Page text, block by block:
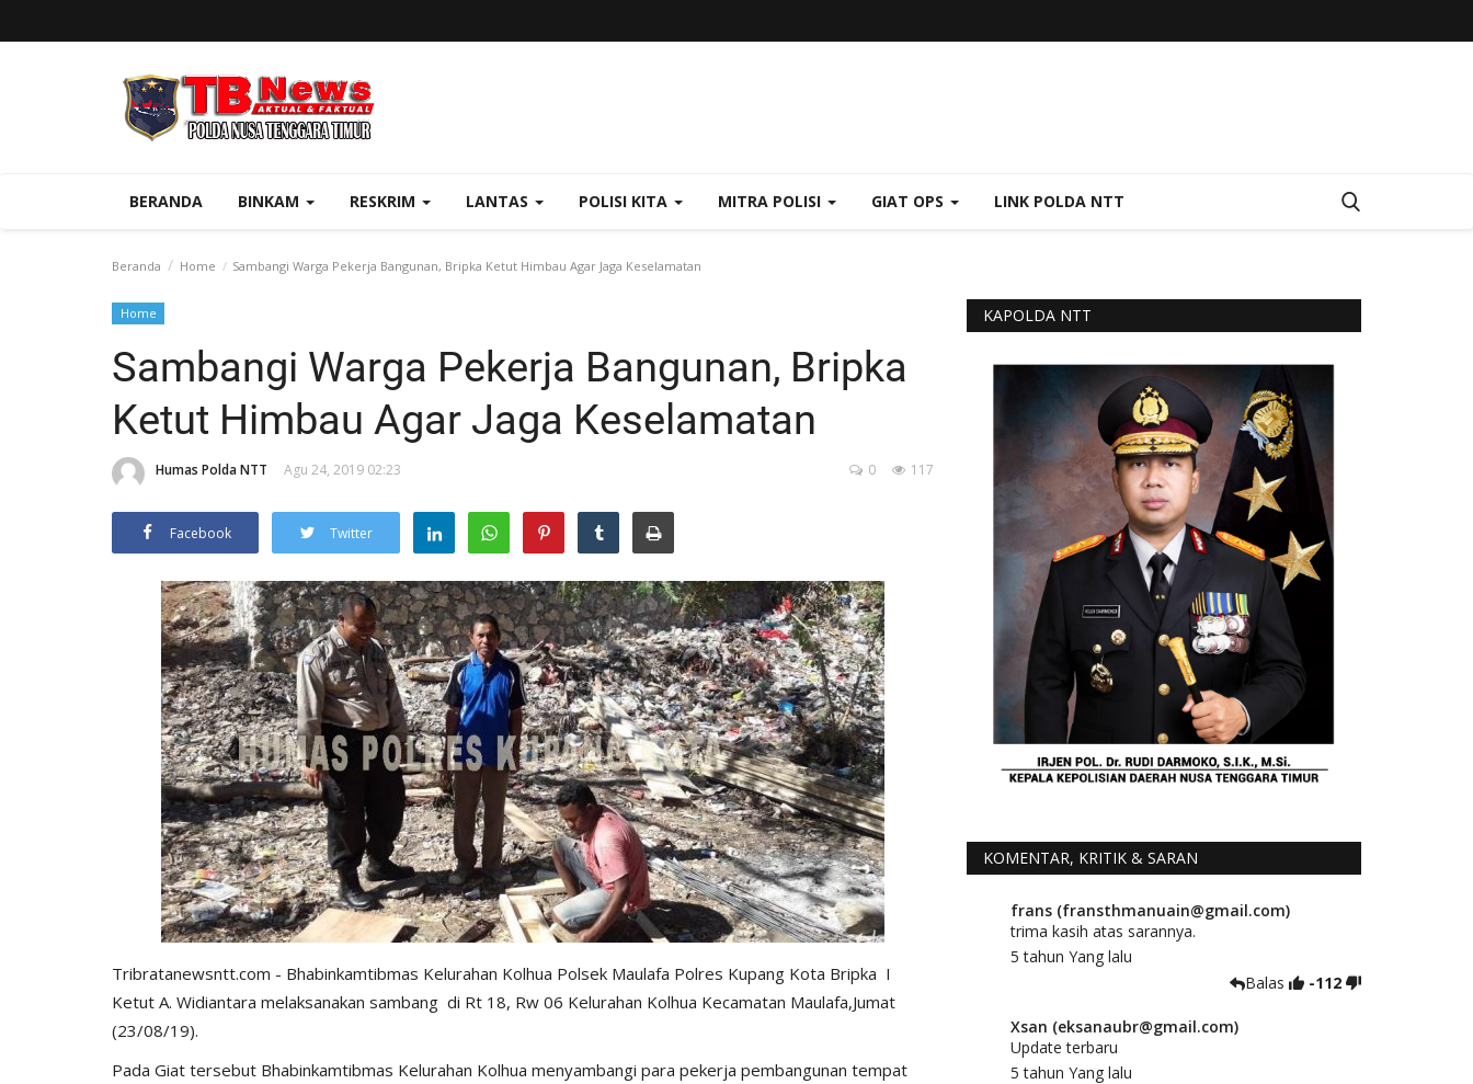
BERANDA BINKAM RESKRIM LANTAS POLISI KITA MITRA POLISI GIAT OPS LINK POLDA NTT
Beranda Home Sambangi Warga Pekerja Bangunan, Bripka Ketut Himbau Agar Jaga Keselamatan
Home
Sambangi Warga Pekerja Bangunan, Bripka
Ketut Himbau Agar Jaga Keselamatan
Humas Polda NTT Agu 24, 2019 02:23 117
0
Facebook Twitter
Tribratanewsntt.com - Bhabinkamtibmas Kelurahan Kolhua Polsek Maulafa Polres Kupang Kota Bripka I
Ketut A. Widiantara melaksanakan sambang di Rt 18, Rw 06 Kelurahan Kolhua Kecamatan Maulafa,Jumat
(23/08/19).
Pada Giat tersebut Bhabinkamtibmas Kelurahan Kolhua menyambangi para pekerja pembangunan tempat
KAPOLDA NTT
KOMENTAR, KRITIK & SARAN
frans (fransthmanuain@gmail.com)
trima kasih atas sarannya.
5 tahun Yang lalu
Balas
-112
Xsan (eksanaubr@gmail.com)
Update terbaru
5 tahun Yang lalu